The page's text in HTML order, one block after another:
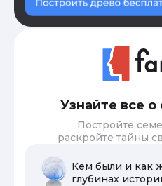
Узнайте все о
Постройте
раскройте тайны
Кем были и как
глубинах